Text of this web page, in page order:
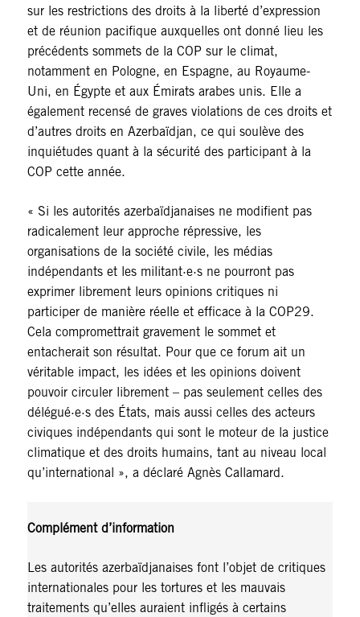
sur les restrictions des droits à la liberté d’expression
et de réunion pacifique auxquelles ont donné lieu les
précédents sommets de la COP sur le climat,
notamment en Pologne, en Espagne, au Royaume-
Uni, en Égypte et aux Émirats arabes unis. Elle a
également recensé de graves violations de ces droits et
d’autres droits en Azerbaïdjan, ce qui soulève des
inquiétudes quant à la sécurité des participant à la
COP cette année.
« Si les autorités azerbaïdjanaises ne modifient pas
radicalement leur approche répressive, les
organisations de la société civile, les médias
indépendants et les militant·e·s ne pourront pas
exprimer librement leurs opinions critiques ni
participer de manière réelle et efficace à la COP29.
Cela compromettrait gravement le sommet et
entacherait son résultat. Pour que ce forum ait un
véritable impact, les idées et les opinions doivent
pouvoir circuler librement – pas seulement celles des
délégué·e·s des États, mais aussi celles des acteurs
civiques indépendants qui sont le moteur de la justice
climatique et des droits humains, tant au niveau local
qu’international », a déclaré Agnès Callamard.
Complément d’information
Les autorités azerbaïdjanaises font l’objet de critiques
internationales pour les tortures et les mauvais
traitements qu’elles auraient infligés à certains